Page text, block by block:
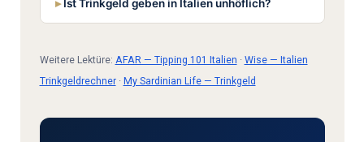
Ist Trinkgeld geben in Italien unhöflich?
Weitere Lektüre: AFAR — Tipping 101 Italien · Wise — Italien
Trinkgeldrechner· My Sardinian Life — Trinkgeld